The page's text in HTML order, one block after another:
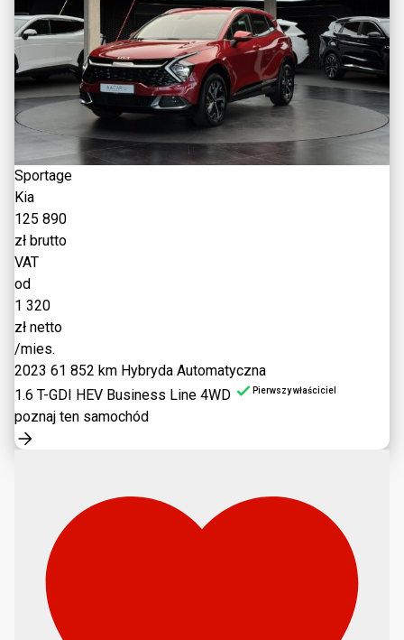
Sportage
Kia
125 890
zł brutto
VAT
od
1 320
zł netto
/mies.
2023 61 852 km Hybryda Automatyczna
1.6 T-GDI HEV Business Line 4WD
Pierwszy właściciel
poznaj ten samochód